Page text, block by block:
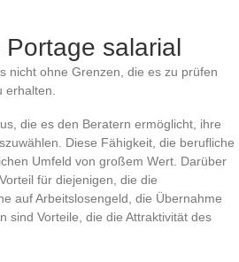
salarial
nicht ohne Grenzen, die es zu prüfen
die es den Beratern ermöglicht, ihre
Diese Fähigkeit, die berufliche
Umfeld von großem Wert. Darüber
für diejenigen, die die
auf Arbeitslosengeld, die Übernahme
sind Vorteile, die die Attraktivität des